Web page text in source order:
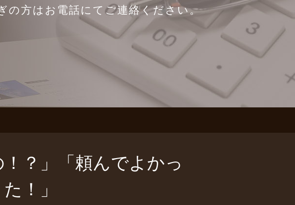
の方はお電話にてご連絡ください。
！？」「頼んでよかっ
た！」